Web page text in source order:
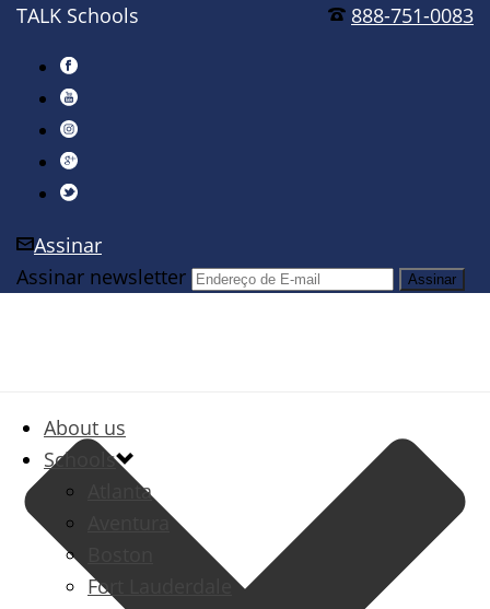
888-751-0083
TALK Schools
Assinar
Assinar newsletter
About us
Schools
Atlanta
Aventura
Fort Lauderdale